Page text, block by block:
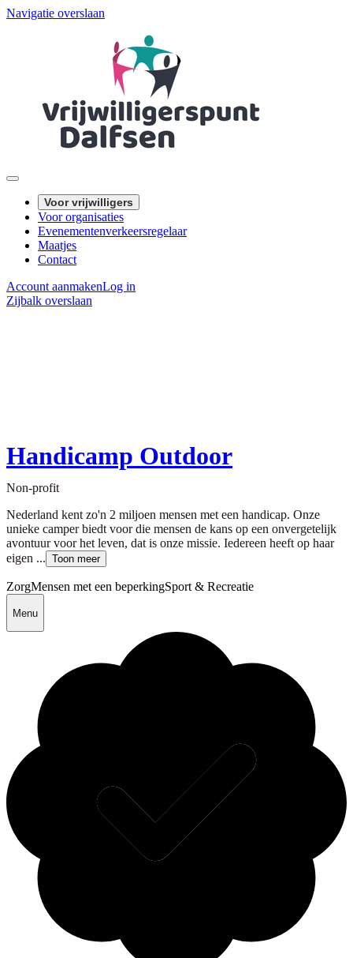
Navigatie overslaan
Voor vrijwilligers
Voor organisaties
Evenementenverkeersregelaar
Maatjes
Contact
Account aanmakenLog in
Zijbalk overslaan
Handicamp Outdoor
Non-profit
Nederland kent zo'n 2 miljoen mensen met een handicap. Onze
unieke camper biedt voor die mensen de kans op een onvergetelijk
avontuur voor het leven, dat is onze missie. Iedereen heeft op haar
eigen ... Toon meer
ZorgMensen met een beperkingSport & Recreatie
Menu